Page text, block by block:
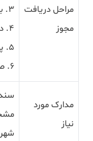
مراحل دریافت
مجوز
۳. بررسی فنی
۴. دریافت تأییدیه‌های لازم
۵. پرداخت عوارض
۶. صدور مجوز
مدارک مورد
نیاز